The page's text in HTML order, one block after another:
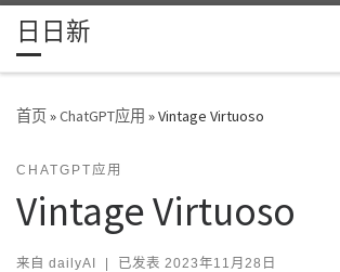
Skip to content
日日新
首页»ChatGPT应用 »Vintage Virtuoso
CHATGPT应用
Vintage Virtuoso
来自 dailyAI | 已发表 2023年11月28日